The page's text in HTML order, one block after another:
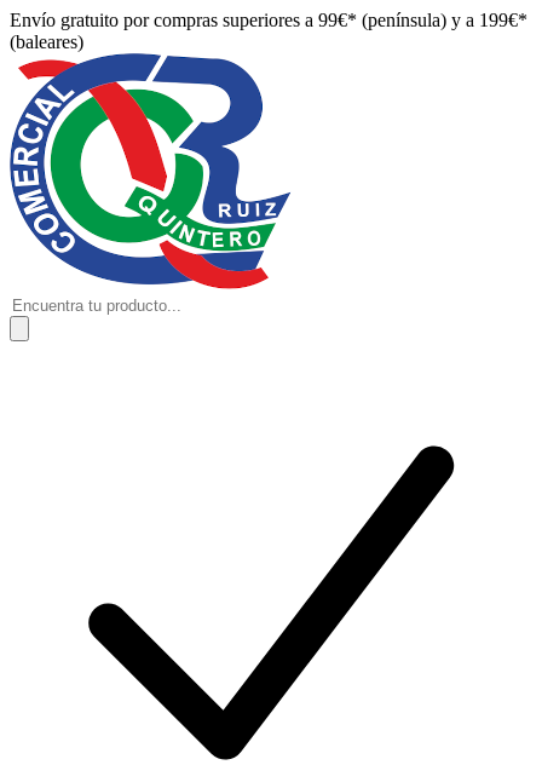
Envío gratuito por compras superiores a 99€* (península) y a 199€*
(baleares)